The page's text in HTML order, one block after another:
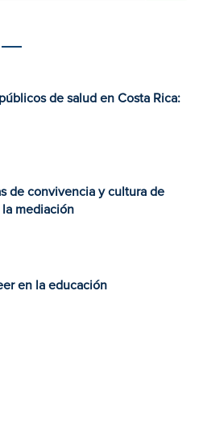
de salud en Costa Rica:
de convivencia y cultura de
mediación
en la educación